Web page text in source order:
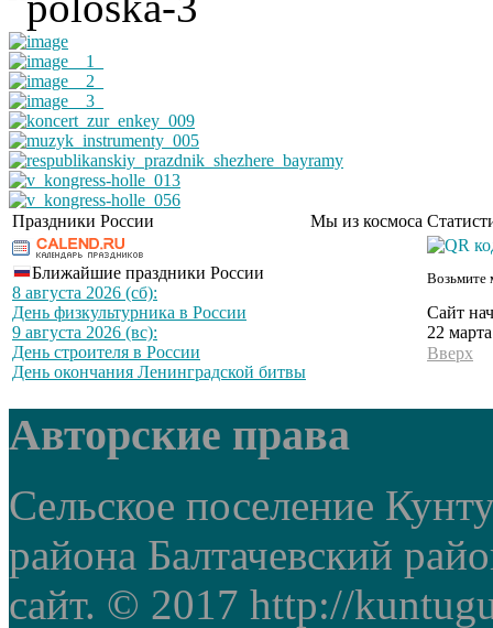
Праздники России Мы из космоса
Ближайшие праздники России
8 августа 2026 (сб):
День физкультурника в России
9 августа 2026 (вс):
День строителя в России
День окончания Ленинградской битвы
Возьмите
Сайт
22
Вверх
Авторские права
Сельское поселение
района Балтачевский
сайт. © 2017 http://